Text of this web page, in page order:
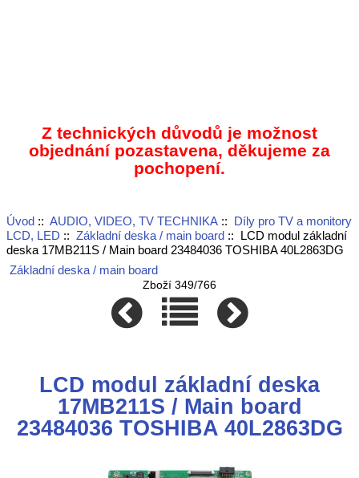
Z technických důvodů je možnost
objednání pozastavena, děkujeme za
pochopení.
Úvod:: AUDIO, VIDEO, TV TECHNIKA:: Díly pro TV a monitory
LCD, LED :: Základní deska / main board:: LCD modul základní
deska 17MB211S / Main board 23484036 TOSHIBA 40L2863DG
Základní deska / main board
Zboží 349/766
LCD modul základní deska
17MB211S / Main board
23484036 TOSHIBA 40L2863DG